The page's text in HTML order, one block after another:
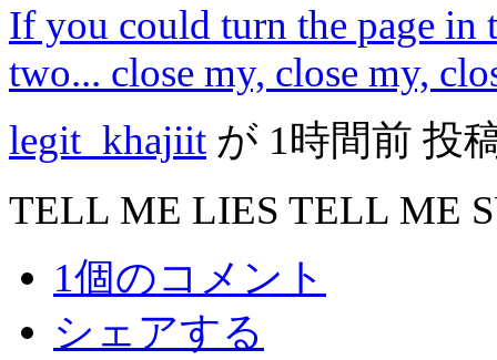
If you could turn the page in
two... close my, close my,
legit_khajiit が 1時間前 投
TELL ME LIES TELL ME
1個のコメント
シェアする